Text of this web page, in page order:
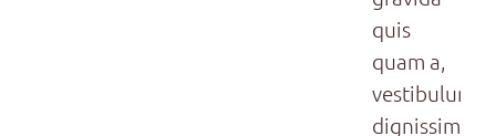
quis
quam a,
vestibulum
dignissim